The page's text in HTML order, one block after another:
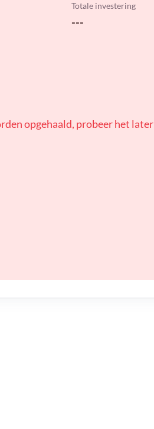
Totale investering
---
opgehaald, probeer het later